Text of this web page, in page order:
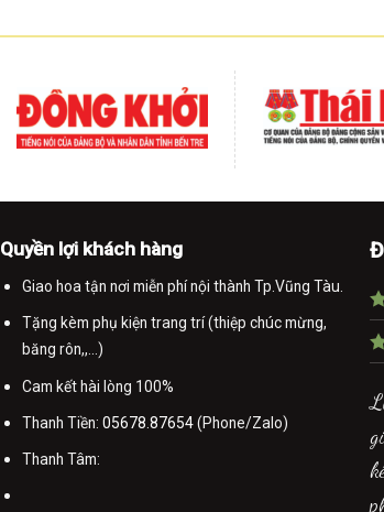
Quyền lợi khách hàng
Giao hoa tận nơi miễn phí nội thành Tp.Vũng Tàu.
Tặng kèm phụ kiện trang trí (thiệp chúc mừng,
băng rôn,,...)
Cam kết hài lòng 100%
Thanh Tiền: 05678.87654(Phone/Zalo)
Thanh Tâm: